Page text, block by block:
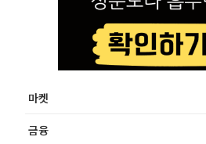
마켓
금융